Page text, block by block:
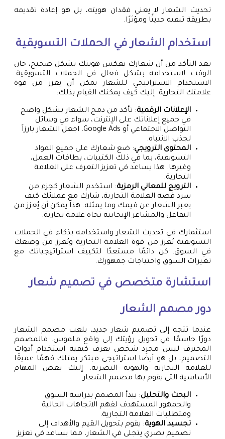
تحديث الشعار لا يعني فقدان هويته، بل هو إعادة تقديمه
بطريقة تبقيه حديثًا ومؤثرًا.
استخدام الشعار في الحملات التسويقية
بعد التأكد من أن شعارك يعكس هويتك بشكل صحيح، حان
الوقت لاستخدامه بشكل فعال في الحملات التسويقية.
الاستخدام الاستراتيجي للشعار يمكن أن يعزز من قوة
علامتك التجارية. إليك كيف يمكنك القيام بذلك:
الإعلانات الرقمية: تأكد من دمج الشعار بشكل واضح
في جميع إعلاناتك على الإنترنت، سواء في وسائل
التواصل الاجتماعي أو Google Ads. اجعل الشعار بارزاً
لجذب الانتباه.
المحتوى الترويجي: ضع شعارك على جميع المواد
التسويقية، بما في ذلك الكتيبات، بطاقات العمل،
وغيرها. هذا يساعد في تعزيز التعرف على العلامة
التجارية.
الترويج للمعاني الرمزية: استخدم الشعار كجزء من
سرد قصة العلامة التجارية، شارك مع عملائك كيف
يعبر الشعار عن قيمك وما يمثله. هذا يمكن أن يُعزز من
التفاعل والمشاعر الإيجابية تجاه علامة تجارية.
استثمارك في تحديث الشعار واستخدامه بذكاء في الحملات
التسويقية يُعزز من قوة العلامة التجارية ويُعزز من وضعك
في السوق. كن دائمًا مستعدًا لتكييف استراتيجياتك مع
تغيرات السوق واحتياجات جمهورك.
استشارة متخصص في تصميم شعار
دور مصمم الشعار
عندما تتجه إلى تصميم شعار جديد، يلعب مصمم الشعار
دورًا حاسمًا في تحويل رؤيتك إلى واقع ملموس. فالمصمم
المحترف ليس مجرد شخص يعرف كيفية استخدام أدوات
التصميم، بل هو أيضًا استراتيجي مبتكر يمتلك فهمًا عميقًا
للعلامة التجارية والهوية البصرية. إليك بعض المهام
الأساسية التي يقوم بها مصمم الشعار:
البحث والتحليل: يبدأ المصمم بدراسة السوق
والجمهور المستهدف لفهم الاتجاهات الحالية
ومتطلبات العلامة التجارية.
تجسيد الهوية: يقوم بتحويل القيم والأهداف إلى
تصميم بصري يتجلى في الشعار، مما يساعد في تعزيز